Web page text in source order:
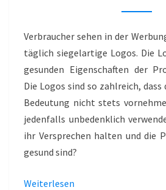
LOGO
BIO-
–
Verbraucher sehen in der
täglich siegelartige Logos. Die
gesunden Eigenschaften der
Die Logos sind so zahlreich, dass
Bedeutung nicht stets
jedenfalls unbedenklich
ihr Versprechen halten und die
gesund sind?
Weiterlesen